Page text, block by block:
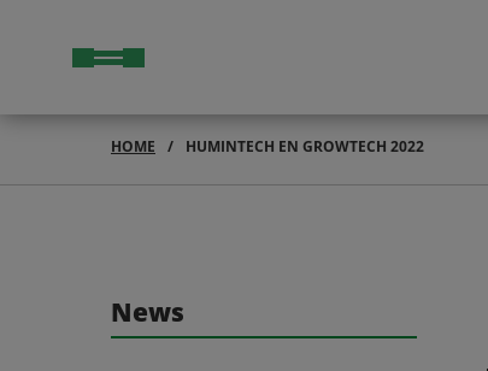
HOME HUMINTECH EN GROWTECH 2022
News